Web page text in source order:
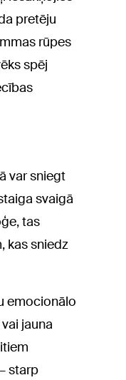
pretēju
rūpes
spēj
var sniegt
svaigā
tas
kas sniedz
emocionālo
jauna
starp